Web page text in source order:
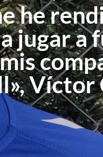
he
jugar a
Víctor